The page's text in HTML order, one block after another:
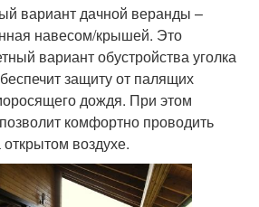
вариант дачной веранды –
навесом/крышей. Это
вариант обустройства уголка
защиту от палящих
дождя. При этом
комфортно проводить
воздухе.